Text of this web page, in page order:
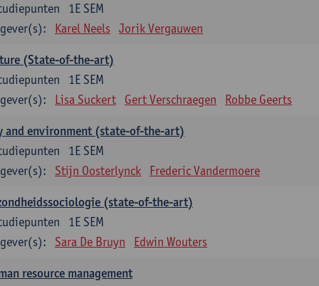
1E SEM
Karel Neels Jorik Vergauwen
(State-of-the-art)
1E SEM
Lisa Suckert Gert Verschraegen Robbe Geerts
and environment (state-of-the-art)
1E SEM
Stijn Oosterlynck Frederic Vandermoere
(state-of-the-art)
1E SEM
Sara De Bruyn Edwin Wouters
resource management